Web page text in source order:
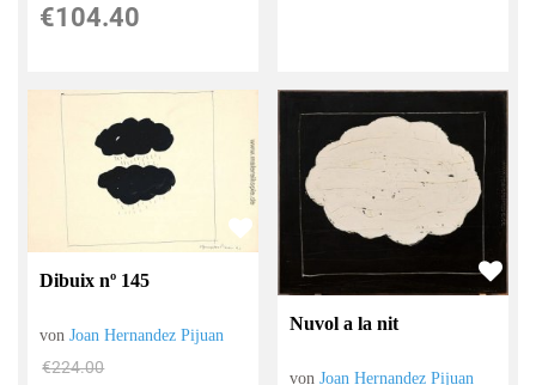
€104.40
Dibuix nº 145
vonJoan Hernandez Pijuan
€224.00
Nuvol a la nit
vonJoan Hernandez Pijuan